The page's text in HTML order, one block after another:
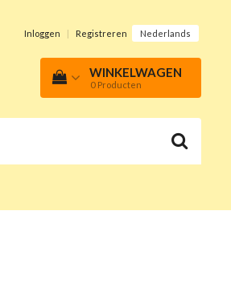
Inloggen | Registreren Nederlands
WINKELWAGEN
0 Producten